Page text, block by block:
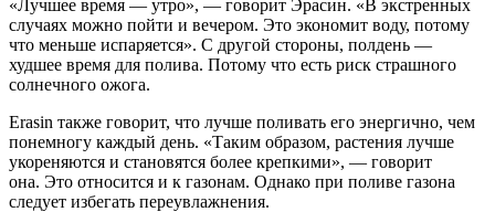
«Лучшее время — утро», — говорит Эрасин. «В экстренных
случаях можно пойти и вечером. Это экономит воду, потому
что меньше испаряется». С другой стороны, полдень —
худшее время для полива. Потому что есть риск страшного
солнечного ожога.
Erasin также говорит, что лучше поливать его энергично, чем
понемногу каждый день. «Таким образом, растения лучше
укореняются и становятся более крепкими», — говорит
она. Это относится и к газонам. Однако при поливе газона
следует избегать переувлажнения.